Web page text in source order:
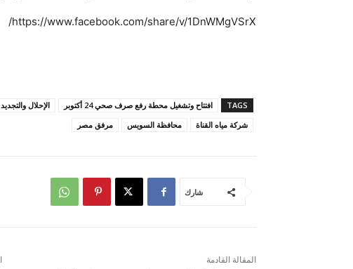
https://www.facebook.com/share/v/1DnWMgVSrX/
TAGS افتتاح وتشغيل محطة رفع صرف صحي 24 أكتوبر الإحلال والتجديد
شركة مياه القناة
محافظة السويس مرفق مصر
شارك
المقالة القادمة